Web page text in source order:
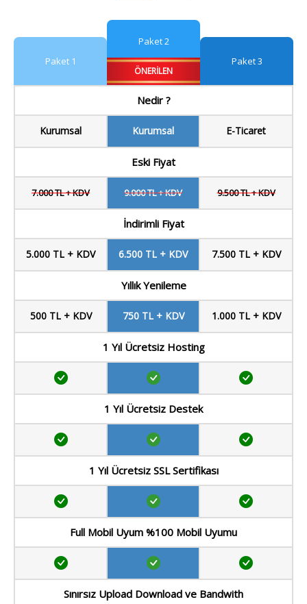
Paket 1
Paket 2
ÖNERILEN
Paket 3
Nedir ?
Kurumsal Kurumsal E-Ticaret
Eski Fiyat
7.000 TL + KDV 9.000 TL + KDV 9.500 TL + KDV
İndirimli Fiyat
5.000 TL + KDV 6.500 TL + KDV 7.500 TL + KDV
Yıllık Yenileme
500 TL + KDV 750 TL + KDV 1.000 TL + KDV
1 Yıl Ücretsiz Hosting
1 Yıl Ücretsiz Destek
1 Yıl Ücretsiz SSL Sertifikası
Full Mobil Uyum %100 Mobil Uyumu
Sınırsız Upload Download ve Bandwith